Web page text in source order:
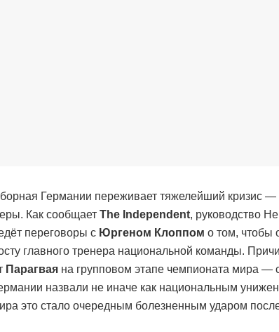
Германии переживает тяжелейший кризис —
Как сообщает The Independent, руководство
переговоры с Юргеном Клоппом о том, чтобы
главного тренера национальной команды.
Парагвая на групповом этапе чемпионата мира —
назвали не иначе как национальным
это стало очередным болезненным ударом